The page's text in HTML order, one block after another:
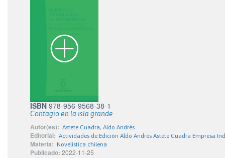
ISBN 978-956-9568-38-1
Contagio en la isla grande
Autor(es): Astete Cuadra, Aldo Andrés
Editorial: Actividades de Edición Aldo Andrés Astete Cuadra Empresa
Materia: Novelística chilena
Publicado: 2022-11-25